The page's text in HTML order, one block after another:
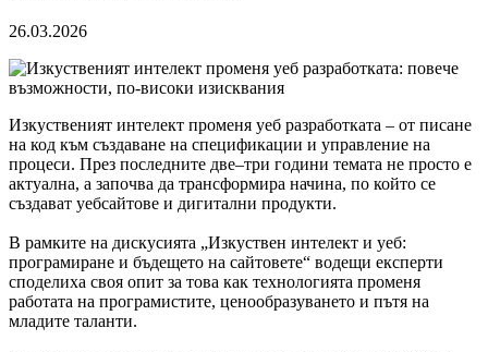
26.03.2026
Изкуственият интелект променя уеб разработката – от писане
на код към създаване на спецификации и управление на
процеси. През последните две–три години темата не просто е
актуална, а започва да трансформира начина, по който се
създават уебсайтове и дигитални продукти.
В рамките на дискусията „Изкуствен интелект и уеб:
програмиране и бъдещето на сайтовете“ водещи експерти
споделиха своя опит за това как технологията променя
работата на програмистите, ценообразуването и пътя на
младите таланти.